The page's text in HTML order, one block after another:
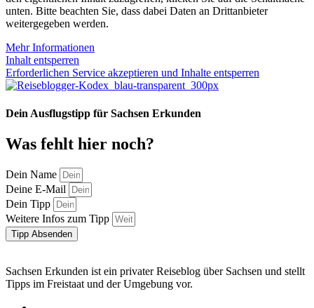
unten. Bitte beachten Sie, dass dabei Daten an Drittanbieter
weitergegeben werden.
Mehr Informationen
Inhalt entsperren
Erforderlichen Service akzeptieren und Inhalte entsperren
Dein Ausflugstipp für Sachsen Erkunden
Was fehlt hier noch?
Dein Name
Deine E-Mail
Dein Tipp
Weitere Infos zum Tipp
Tipp Absenden
Sachsen Erkunden ist ein privater Reiseblog über Sachsen und stellt
Tipps im Freistaat und der Umgebung vor.